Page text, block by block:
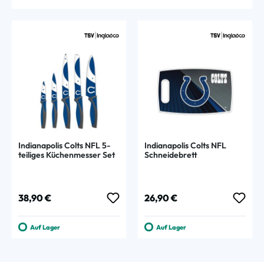
Indianapolis Colts NFL 5-
teiliges Küchenmesser Set
Regulärer Preis:
38,90 €
Auf Lager
Indianapolis Colts NFL
Schneidebrett
Regulärer Preis:
26,90 €
Auf Lager